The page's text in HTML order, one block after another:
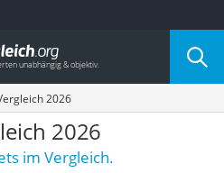
Kategorie
2026
2026
im Vergleich.